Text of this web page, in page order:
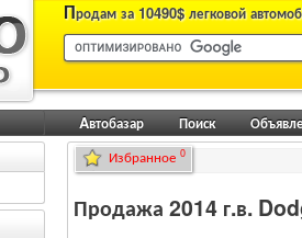
Продам за 10490$ легковой
Aвтобазар Поиск
Избранное 0
Продажа 2014 г.в.